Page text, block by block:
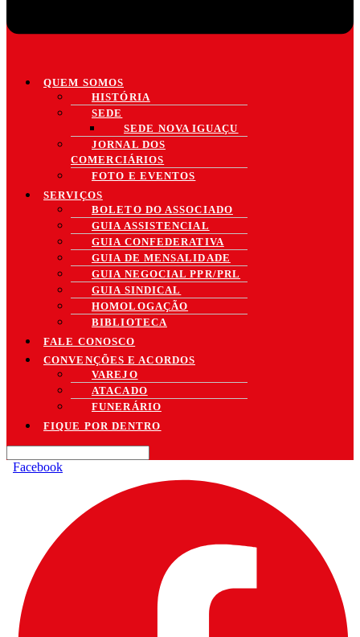
QUEM SOMOS
HISTÓRIA
SEDE
SEDE NOVA IGUAÇU
JORNAL DOS
COMERCIÁRIOS
FOTO E EVENTOS
SERVIÇOS
BOLETO DO ASSOCIADO
GUIA ASSISTENCIAL
GUIA CONFEDERATIVA
GUIA DE MENSALIDADE
GUIA NEGOCIAL PPR/PRL
GUIA SINDICAL
HOMOLOGAÇÃO
BIBLIOTECA
FALE CONOSCO
CONVENÇÕES E ACORDOS
VAREJO
ATACADO
FUNERÁRIO
FIQUE POR DENTRO
Facebook